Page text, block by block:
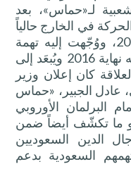
لـ«حماس»، بعد
في الخارج حالياً
ماهر صلاح، الذي اعتُقل في 2015، ووُجّهت إليه تهمة
«غسل الأموال»، قبل أن يُفرَج عنه نهاية 2016 ويُبعَد إلى
كان إعلان وزير
عادل الجبير، «حماس
البرلمان الأوروبي
فبراير 2018، وهو ما تكشّف أيضاً ضمن
الدين السعوديين
السعودية بدعم